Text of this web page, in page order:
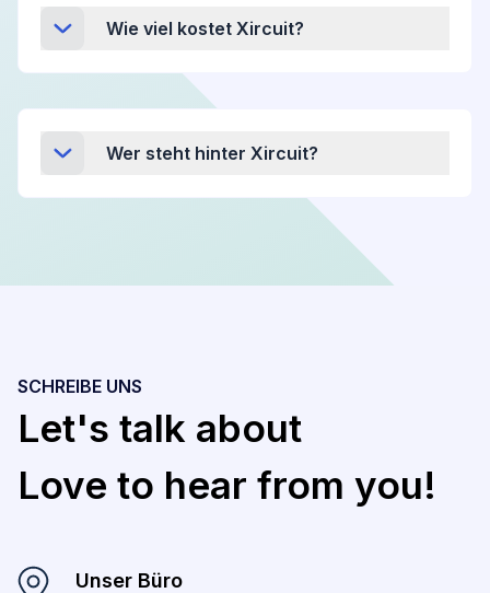
Wie viel kostet Xircuit?
Wer steht hinter Xircuit?
SCHREIBE UNS
Let's talk about
Love to hear from you!
Unser Büro